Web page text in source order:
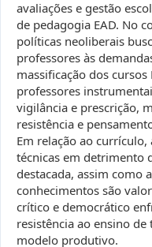
avaliações e gestão
de pedagogia EAD. No
políticas neoliberais
professores às
massificação dos
professores
vigilância e prescrição,
resistência e
Em relação ao
técnicas em detrimento
destacada, assim como
conhecimentos são
crítico e democrático
resistência ao ensino
modelo produtivo.